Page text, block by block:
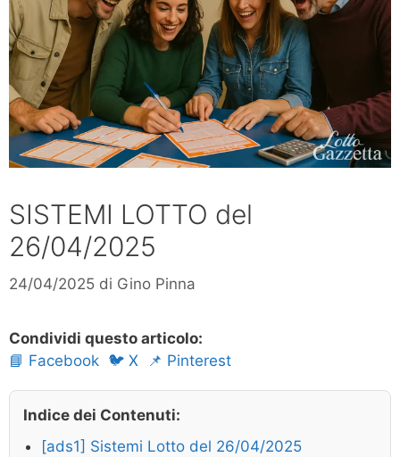
SISTEMI LOTTO del
26/04/2025
24/04/2025 di Gino Pinna
Condividi questo articolo:
📘 Facebook 🐦 X 📌 Pinterest
Indice dei Contenuti:
[ads1] Sistemi Lotto del 26/04/2025